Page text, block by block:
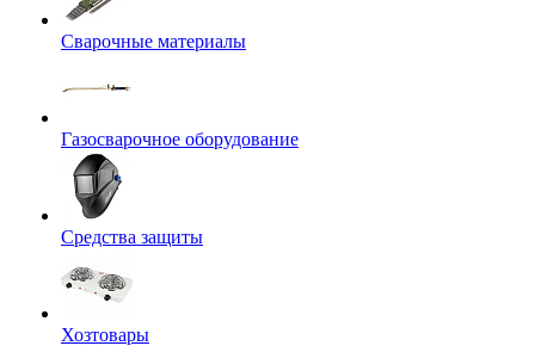
Сварочные материалы
Газосварочное оборудование
Средства защиты
Хозтовары